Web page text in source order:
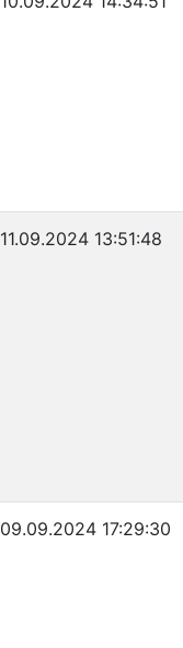
11.09.2024 13:51:48
09.09.2024 17:29:30